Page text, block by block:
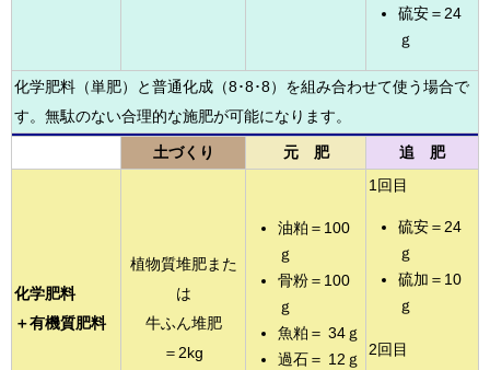
硫安＝24
ｇ
化学肥料（単肥）と普通化成（8･8･8）を組み合わせて使う場合で
す。無駄のない合理的な施肥が可能になります。
土づくり 元 肥 追 肥
化学肥料
＋有機質肥料
植物質堆肥また
は
牛ふん堆肥
＝2kg
油粕＝100
ｇ
骨粉＝100
ｇ
魚粕＝ 34ｇ
過石＝ 12ｇ
1回目
硫安＝24
ｇ
硫加＝10
ｇ
2回目